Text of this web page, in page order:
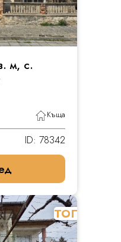
м, с.
Къща
ID: 78342
ТОП